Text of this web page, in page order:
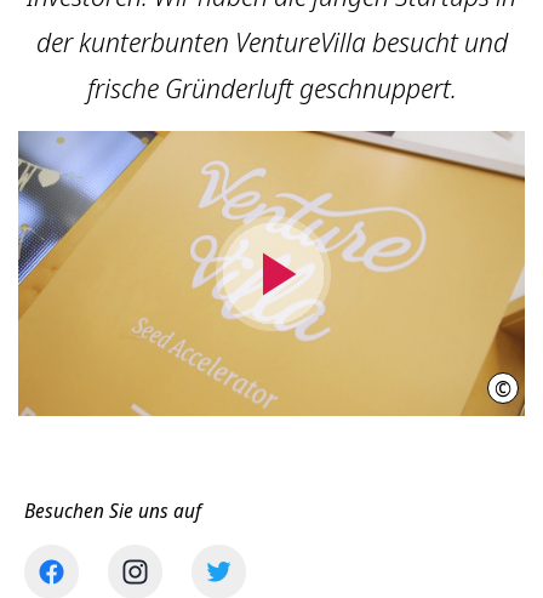
der kunterbunten VentureVilla besucht und
frische Gründerluft geschnuppert.
Video
abspielen
©
Besuchen Sie uns auf